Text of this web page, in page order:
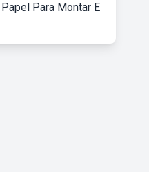
Para Montar E